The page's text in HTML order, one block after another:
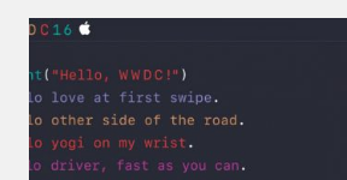
SER